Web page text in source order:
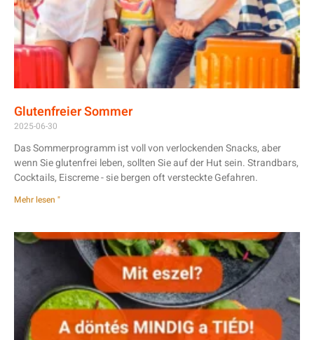
Glutenfreier Sommer
2025-06-30
Das Sommerprogramm ist voll von verlockenden Snacks, aber
wenn Sie glutenfrei leben, sollten Sie auf der Hut sein. Strandbars,
Cocktails, Eiscreme - sie bergen oft versteckte Gefahren.
Mehr lesen "